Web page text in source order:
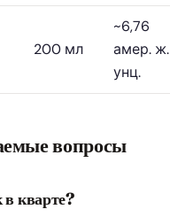
200 мл
~6,76
амер. ж.
унц.
вопросы
кварте?